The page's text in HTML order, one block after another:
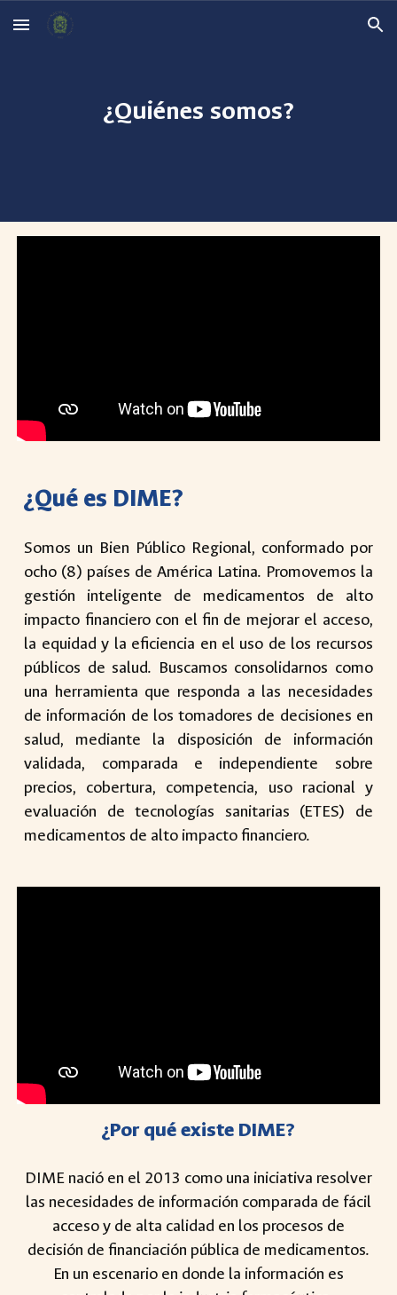
Skip to main content Skip to navigation
¿Quiénes somos?
¿Qué es DIME?
Somos un Bien Público Regional, conformado por
ocho (8) países de América Latina. Promovemos la
gestión inteligente de medicamentos de alto
impacto financiero con el fin de mejorar el acceso,
la equidad y la eficiencia en el uso de los recursos
públicos de salud. Buscamos consolidarnos como
una herramienta que responda a las necesidades
de información de los tomadores de decisiones en
salud, mediante la disposición de información
validada, comparada e independiente sobre
precios, cobertura, competencia, uso racional y
evaluación de tecnologías sanitarias (ETES) de
medicamentos de alto impacto financiero.
¿Por qué existe DIME?
DIME nació en el 2013 como una iniciativa resolver
las necesidades de información comparada de fácil
acceso y de alta calidad en los procesos de
decisión de financiación pública de medicamentos.
En un escenario en donde la información es